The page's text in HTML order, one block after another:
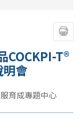
友善
COCKPI-T®
會
育成專題中心